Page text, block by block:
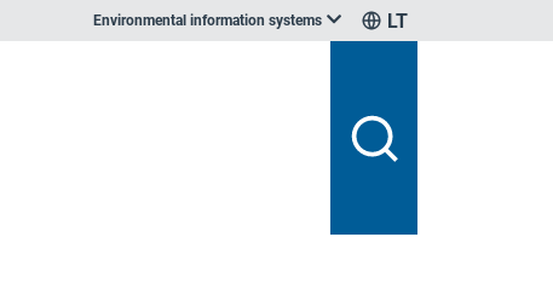
Environmental information systems LT